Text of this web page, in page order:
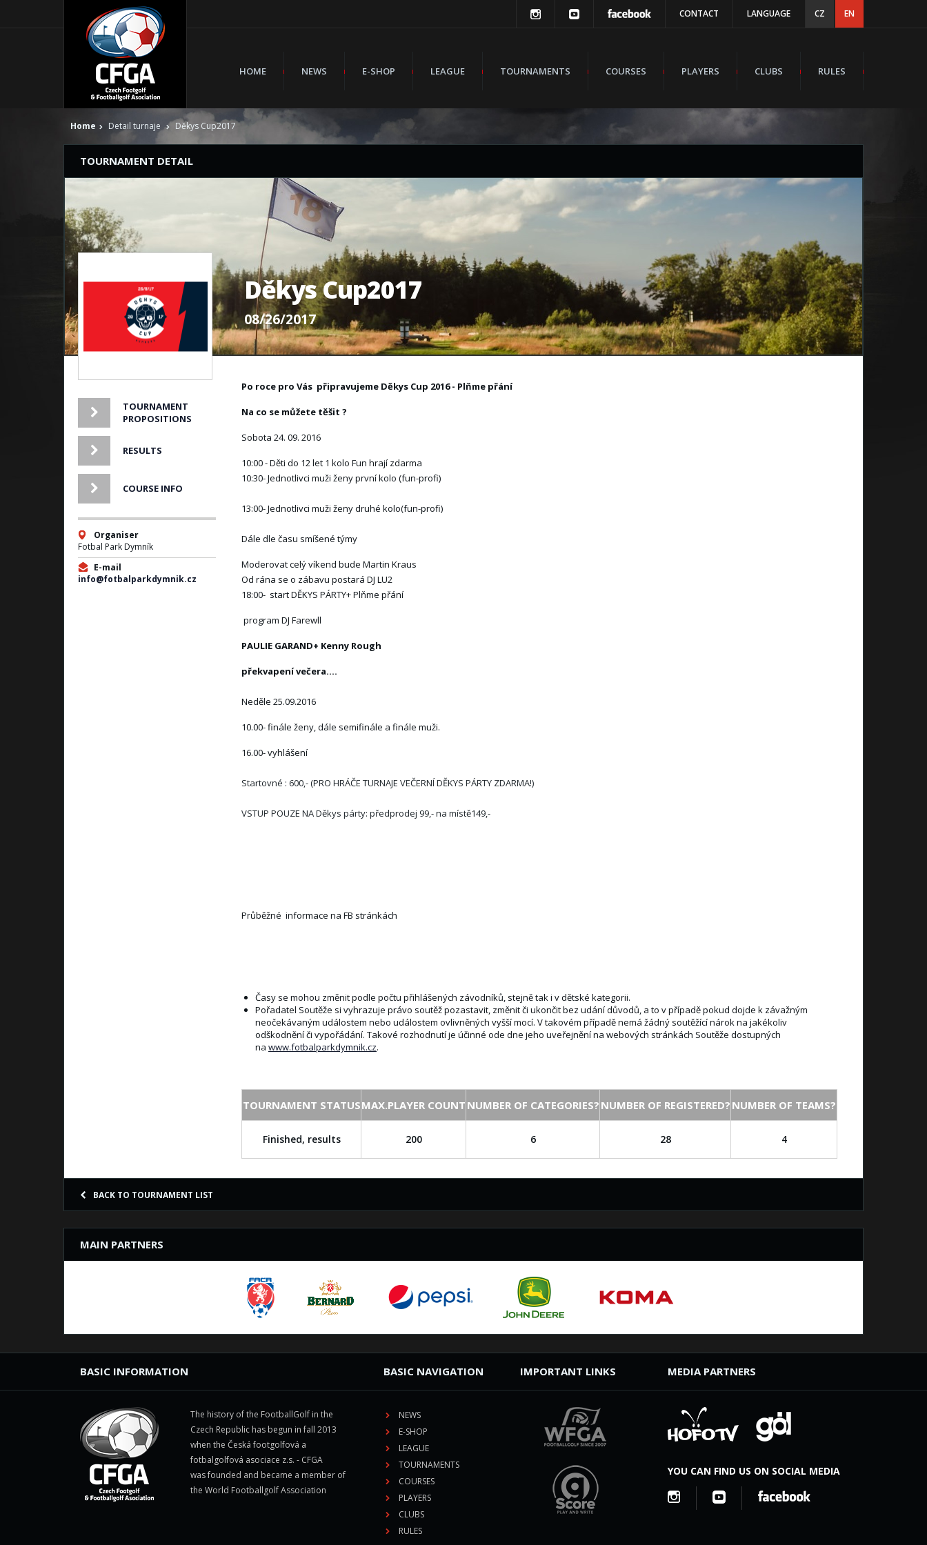
CONTACT LANGUAGE CZ EN
HOME NEWS E-SHOP LEAGUE TOURNAMENTS COURSES PLAYERS CLUBS RULES
Home Detail turnaje Děkys Cup2017
TOURNAMENT DETAIL
Děkys Cup2017
08/26/2017
TOURNAMENT
PROPOSITIONS
RESULTS
COURSE INFO
Organiser
Fotbal Park Dymník
E-mail
info@fotbalparkdymnik.cz
Po roce pro Vás připravujeme Děkys Cup 2016 - Plňme přání
Na co se můžete těšit ?
Sobota 24. 09. 2016
10:00 - Děti do 12 let 1 kolo Fun hrají zdarma
10:30- Jednotlivci muži ženy první kolo (fun-profi)
13:00- Jednotlivci muži ženy druhé kolo(fun-profi)
Dále dle času smíšené týmy
Moderovat celý víkend bude Martin Kraus
Od rána se o zábavu postará DJ LU2
18:00- start DĚKYS PÁRTY+ Plňme přání
program DJ Farewll
PAULIE GARAND+ Kenny Rough
překvapení večera....
Neděle 25.09.2016
10.00- finále ženy, dále semifinále a finále muži.
16.00- vyhlášení
Startovné : 600,- (PRO HRÁČE TURNAJE VEČERNÍ DĚKYS PÁRTY ZDARMA!)
VSTUP POUZE NA Děkys párty: předprodej 99,- na místě149,-
Průběžné informace na FB stránkách
Časy se mohou změnit podle počtu přihlášených závodníků, stejně tak i v dětské kategorii.
Pořadatel Soutěže si vyhrazuje právo soutěž pozastavit, změnit či ukončit bez udání důvodů, a to v případě pokud dojde k závažným
neočekávaným událostem nebo událostem ovlivněných vyšší mocí. V takovém případě nemá žádný soutěžící nárok na jakékoliv
odškodnění či vypořádání. Takové rozhodnutí je účinné ode dne jeho uveřejnění na webových stránkách Soutěže dostupných
na www.fotbalparkdymnik.cz.
TOURNAMENT STATUSMAX.PLAYER COUNT NUMBER OF CATEGORIES? NUMBER OF REGISTERED? NUMBER OF TEAMS?
Finished, results 200 6 28 4
BACK TO TOURNAMENT LIST
MAIN PARTNERS
BASIC INFORMATION
The history of the FootballGolf in the
Czech Republic has begun in fall 2013
when the Česká footgolfová a
fotbalgolfová asociace z.s. - CFGA
was founded and became a member of
the World Footballgolf Association
BASIC NAVIGATION
NEWS
E-SHOP
LEAGUE
TOURNAMENTS
COURSES
PLAYERS
CLUBS
RULES
IMPORTANT LINKS MEDIA PARTNERS
YOU CAN FIND US ON SOCIAL MEDIA